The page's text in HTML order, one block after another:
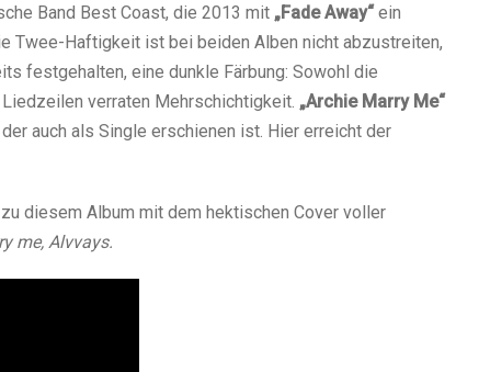
Band Best Coast, die 2013 mit „Fade Away“ein
Twee-Haftigkeit ist bei beiden Alben nicht abzustreiten,
festgehalten, eine dunkle Färbung: Sowohl die
verraten Mehrschichtigkeit. „Archie Marry Me“
auch als Single erschienen ist. Hier erreicht der
diesem Album mit dem hektischen Cover voller
me, Alvvays.